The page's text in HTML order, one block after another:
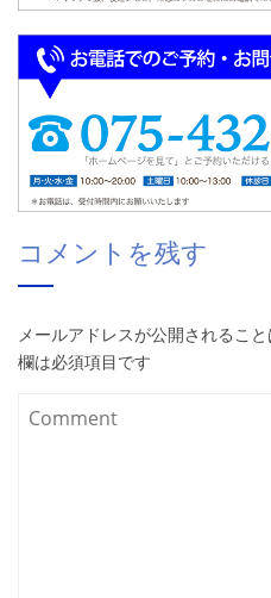
コメントを残す
メールアドレスが公開されること
欄は必須項目です